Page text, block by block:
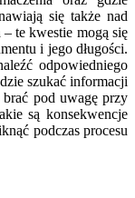
się także nad
– te kwestie mogą się
i jego długości.
odpowiedniego
szukać informacji
pod uwagę przy
są konsekwencje
podczas procesu